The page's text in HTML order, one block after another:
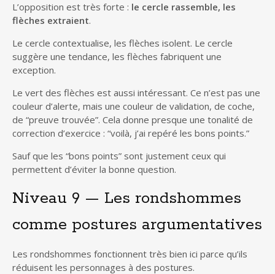
L’opposition est très forte : le cercle rassemble, les
flèches extraient.
Le cercle contextualise, les flèches isolent. Le cercle
suggère une tendance, les flèches fabriquent une
exception.
Le vert des flèches est aussi intéressant. Ce n’est pas une
couleur d’alerte, mais une couleur de validation, de coche,
de “preuve trouvée”. Cela donne presque une tonalité de
correction d’exercice : “voilà, j’ai repéré les bons points.”
Sauf que les “bons points” sont justement ceux qui
permettent d’éviter la bonne question.
Niveau 9 — Les rondshommes
comme postures argumentatives
Les rondshommes fonctionnent très bien ici parce qu’ils
réduisent les personnages à des postures.